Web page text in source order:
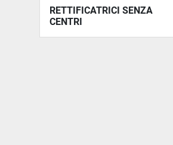
RETTIFICATRICI SENZA
CENTRI